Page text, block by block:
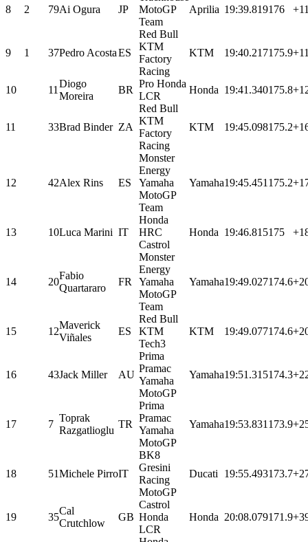
8 2 79Ai Ogura JP
MotoGP
Team
Aprilia 19:39.819176
9 1 37Pedro AcostaES
Red Bull
KTM
Factory
Racing
KTM 19:40.217175.9
10 11
Diogo
Moreira
BR
Pro Honda
LCR
Honda 19:41.340175.8
11 33Brad Binder ZA
Red Bull
KTM
Factory
Racing
KTM 19:45.098175.2
12 42Alex Rins ES
Monster
Energy
Yamaha
MotoGP
Team
Yamaha19:45.451 175.2
13 10Luca Marini IT
Honda
HRC
Castrol
Honda 19:46.815175
14 20
Fabio
Quartararo
FR
Monster
Energy
Yamaha
MotoGP
Team
Yamaha19:49.027174.6
15 12
Maverick
Viñales
ES
Red Bull
KTM
Tech3
KTM 19:49.077174.6
16 43Jack Miller AU
Prima
Pramac
Yamaha
MotoGP
Yamaha19:51.315174.3
17 7
Toprak
Razgatlioglu
TR
Prima
Pramac
Yamaha
MotoGP
Yamaha19:53.831 173.9
18 51Michele PirroIT
BK8
Gresini
Racing
MotoGP
Ducati 19:55.493173.7
19 35
Cal
Crutchlow
GB
Castrol
Honda
LCR
Honda 20:08.079171.9